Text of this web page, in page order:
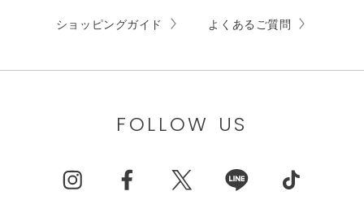
ショッピングガイド よくあるご質問
FOLLOW US